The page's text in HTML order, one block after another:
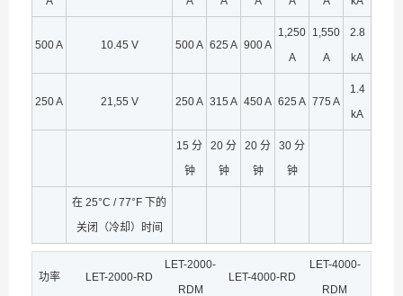
500 A 10.45 V 500 A 625 A 900 A
1,250
A
1,550
A
2.8
kA
250 A 21,55 V 250 A 315 A 450 A 625 A 775 A
1.4
kA
15 分
钟
20 分
钟
20 分
钟
30 分
钟
在 25°C / 77°F 下的
关闭（冷却）时间
功率 LET-2000-RD
LET-2000-
RDM
LET-4000-RD
LET-4000-
RDM